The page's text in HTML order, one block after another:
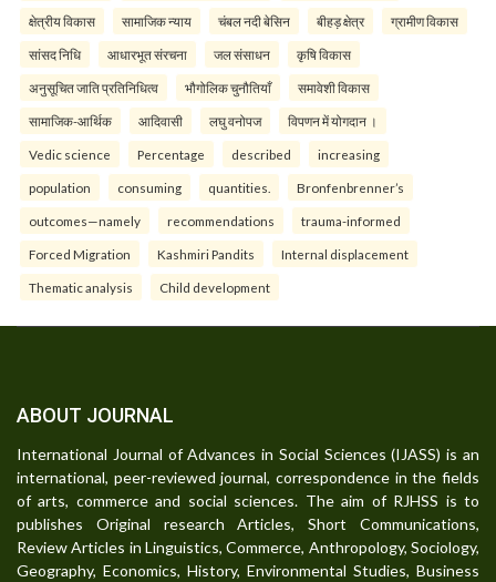
क्षेत्रीय विकास सामाजिक न्याय चंबल नदी बेसिन बीहड़ क्षेत्र ग्रामीण विकास
सांसद निधि आधारभूत संरचना जल संसाधन कृषि विकास
अनुसूचित जाति प्रतिनिधित्व भौगोलिक चुनौतियाँ समावेशी विकास
सामाजिक-आर्थिक आदिवासी लघु वनोपज विपणन में योगदान ।
Vedic science Percentage described increasing
population consuming quantities. Bronfenbrenner’s
outcomes—namely recommendations trauma-informed
Forced Migration Kashmiri Pandits Internal displacement
Thematic analysis Child development
ABOUT JOURNAL
International Journal of Advances in Social Sciences (IJASS) is an
international, peer-reviewed journal, correspondence in the fields
of arts, commerce and social sciences. The aim of RJHSS is to
publishes Original research Articles, Short Communications,
Review Articles in Linguistics, Commerce, Anthropology, Sociology,
Geography, Economics, History, Environmental Studies, Business